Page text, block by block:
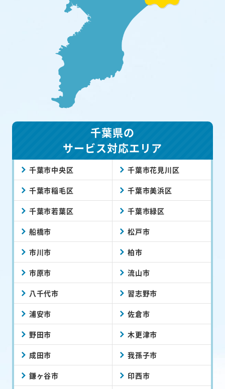
千葉県の
サービス対応エリア
千葉市中央区 千葉市花見川区
千葉市稲毛区 千葉市美浜区
千葉市若葉区 千葉市緑区
船橋市 松戸市
市川市 柏市
市原市 流山市
八千代市 習志野市
浦安市 佐倉市
野田市 木更津市
成田市 我孫子市
鎌ヶ谷市 印西市